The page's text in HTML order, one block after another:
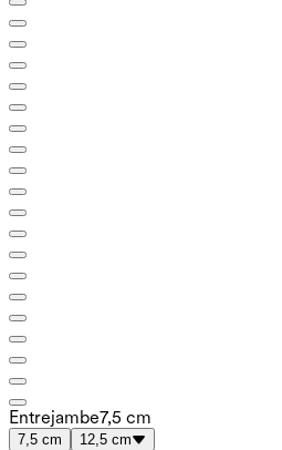
Entrejambe7,5 cm
7,5 cm 12,5 cm